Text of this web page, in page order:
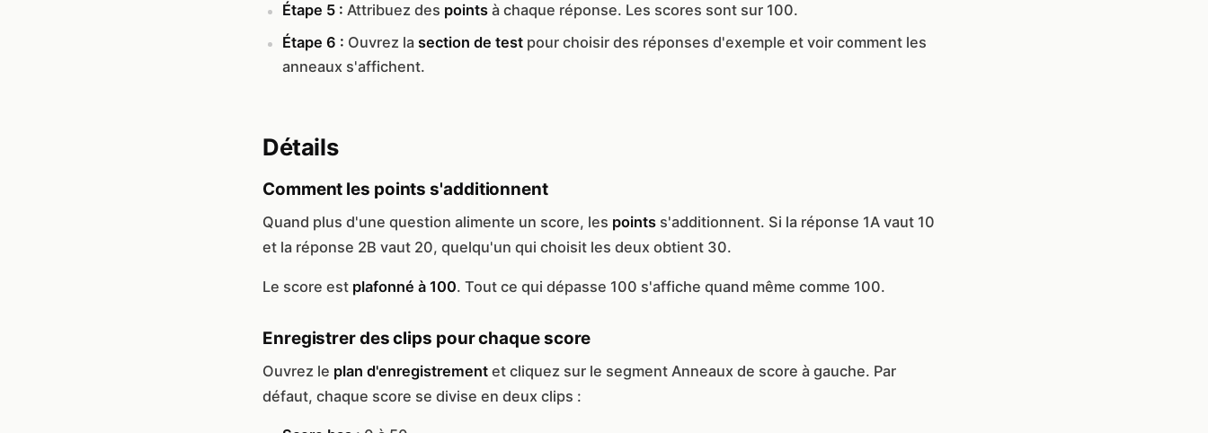
Étape 5 : Attribuez des points à chaque réponse. Les scores sont sur 100.
Étape 6 : Ouvrez la section de test pour choisir des réponses d'exemple et voir comment les
anneaux s'affichent.
Détails
Comment les points s'additionnent
Quand plus d'une question alimente un score, les points s'additionnent. Si la réponse 1A vaut 10
et la réponse 2B vaut 20, quelqu'un qui choisit les deux obtient 30.
Le score est plafonné à 100. Tout ce qui dépasse 100 s'affiche quand même comme 100.
Enregistrer des clips pour chaque score
Ouvrez le plan d'enregistrement et cliquez sur le segment Anneaux de score à gauche. Par
défaut, chaque score se divise en deux clips :